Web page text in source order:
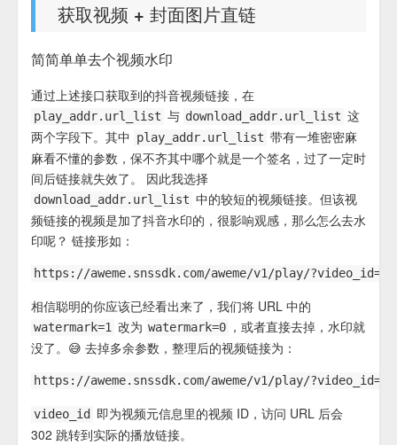
获取视频 + 封面图片直链
简简单单去个视频水印
通过上述接口获取到的抖音视频链接，在
play_addr.url_list 与 download_addr.url_list 这
两个字段下。其中
play_addr.url_list 带有一堆密密麻
麻看不懂的参数，保不齐其中哪个就是一个签名，过了一定时
间后链接就失效了。 因此我选择
download_addr.url_list 中的较短的视频链接。但该视
频链接的视频是加了抖音水印的，很影响观感，那么怎么去水
印呢？ 链接形如：
相信聪明的你应该已经看出来了，我们将 URL 中的
watermark=1 改为 watermark=0 ，或者直接去掉，水印就
没了。😅 去掉多余参数，整理后的视频链接为：
video_id
即为视频元信息里的视频 ID，访问 URL 后会
302 跳转到实际的播放链接。